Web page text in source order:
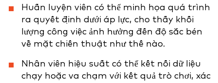
Huấn luyện viên có thể minh họa quá trình
ra quyết định dưới áp lực, cho thấy khối
lượng công việc ảnh hưởng đến độ sắc bén
về mặt chiến thuật như thế nào.
Nhân viên hiệu suất có thể kết nối dữ liệu
chạy hoặc va chạm với kết quả trò chơi, xác